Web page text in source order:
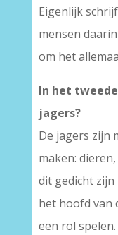
Eigenlijk
mensen
om het
In het
jagers?
De jagers zijn
maken:
dit gedicht
het hoofd van
een rol